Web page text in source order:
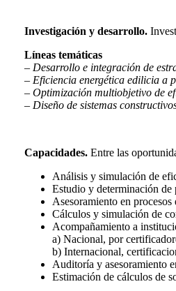
Investigación y desarrollo.
Líneas temáticas
– Desarrollo e integración de
– Eficiencia energética edilicia a
– Optimización multiobjetivo de
– Diseño de sistemas
Capacidades. Entre las
Análisis y simulación de
Estudio y determinación de
Asesoramiento en
Cálculos y simulación de
Acompañamiento a
a) Nacional, por
b) Internacional,
Auditoría y asesoramiento
Estimación de cálculos de